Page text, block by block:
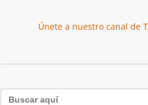
Únete a nuestro canal de
Buscar: